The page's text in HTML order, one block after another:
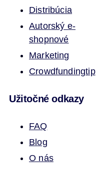
Distribúcia
Autorský e-
shopnové
Marketing
Crowdfundingtip
Užitočné odkazy
FAQ
Blog
O nás